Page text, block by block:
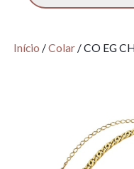
Início /Colar/ CO EG